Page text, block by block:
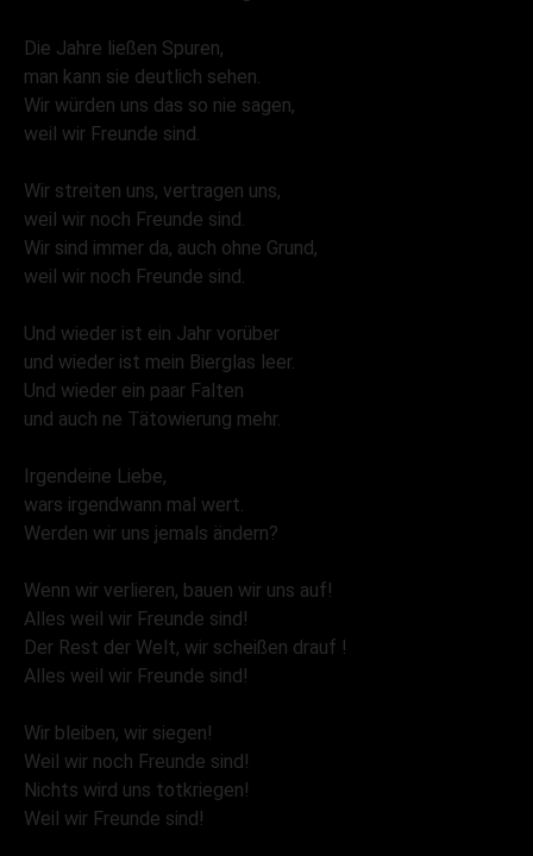
Die Jahre ließen Spuren,
man kann sie deutlich sehen.
Wir würden uns das so nie sagen,
weil wir Freunde sind.
Wir streiten uns, vertragen uns,
weil wir noch Freunde sind.
Wir sind immer da, auch ohne Grund,
weil wir noch Freunde sind.
Und wieder ist ein Jahr vorüber
und wieder ist mein Bierglas leer.
Und wieder ein paar Falten
und auch ne Tätowierung mehr.
Irgendeine Liebe,
wars irgendwann mal wert.
Werden wir uns jemals ändern?
Wenn wir verlieren, bauen wir uns auf!
Alles weil wir Freunde sind!
Der Rest der Welt, wir scheißen drauf !
Alles weil wir Freunde sind!
Wir bleiben, wir siegen!
Weil wir noch Freunde sind!
Nichts wird uns totkriegen!
Weil wir Freunde sind!